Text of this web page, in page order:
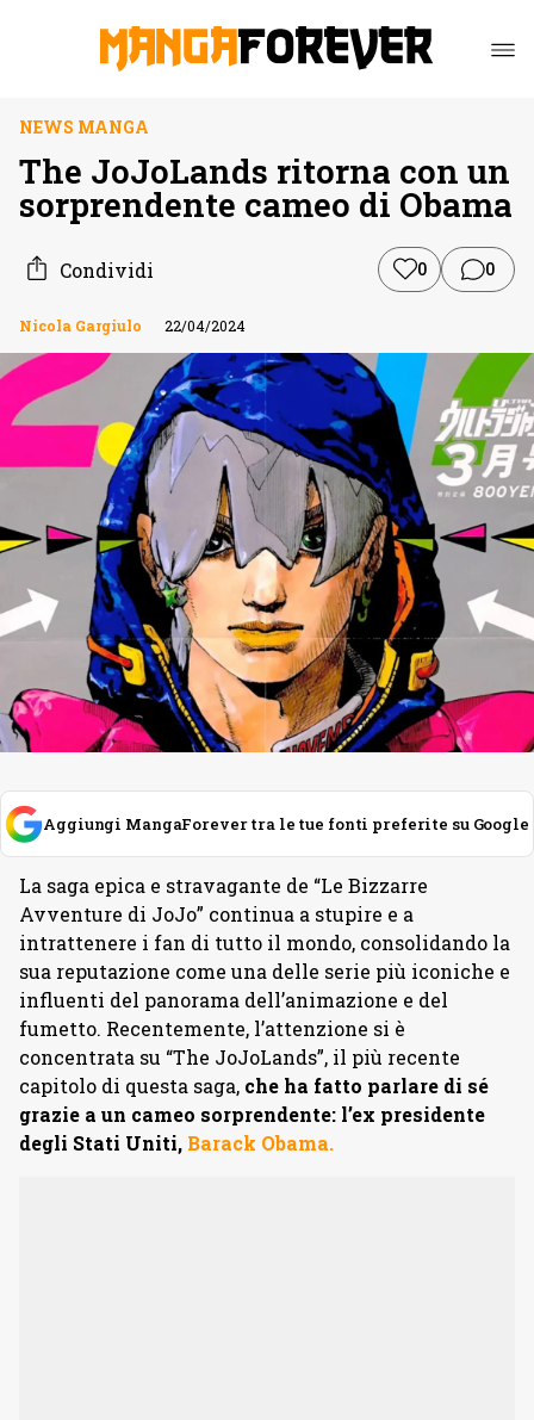
NEWS MANGA
The JoJoLands ritorna con un
sorprendente cameo di Obama
Condividi 0 0
Nicola Gargiulo 22/04/2024
Aggiungi MangaForever tra le tue fonti preferite su Google
La saga epica e stravagante de “Le Bizzarre
Avventure di JoJo” continua a stupire e a
intrattenere i fan di tutto il mondo, consolidando la
sua reputazione come una delle serie più iconiche e
influenti del panorama dell’animazione e del
fumetto. Recentemente, l’attenzione si è
concentrata su “The JoJoLands”, il più recente
capitolo di questa saga, che ha fatto parlare di sé
grazie a un cameo sorprendente: l’ex presidente
degli Stati Uniti, Barack Obama.